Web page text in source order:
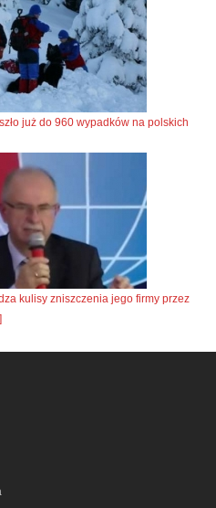
już do 960 wypadków na polskich
kulisy zniszczenia jego firmy przez